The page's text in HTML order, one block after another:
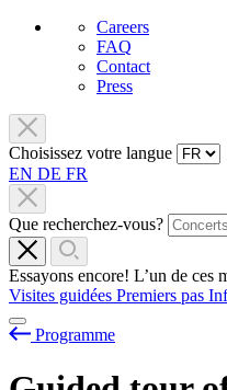
Careers
FAQ
Contact
Press
Choisissez votre langue
EN DE FR
Que recherchez-vous?
Essayons encore! L’un de ces
Visites guidées Premiers pas
Programme